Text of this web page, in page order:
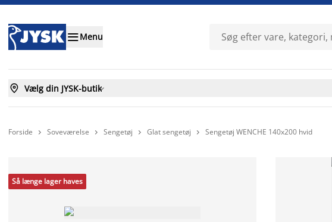
Menu
 Vælg din JYSK-butik
Forside  Soveværelse  Sengetøj  Glat sengetøj  Sengetøj WENCHE 140x200 hvid
Så længe lager haves